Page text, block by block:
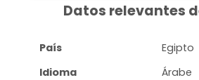
Datos relevantes
País
Egipto
Idioma
Árabe